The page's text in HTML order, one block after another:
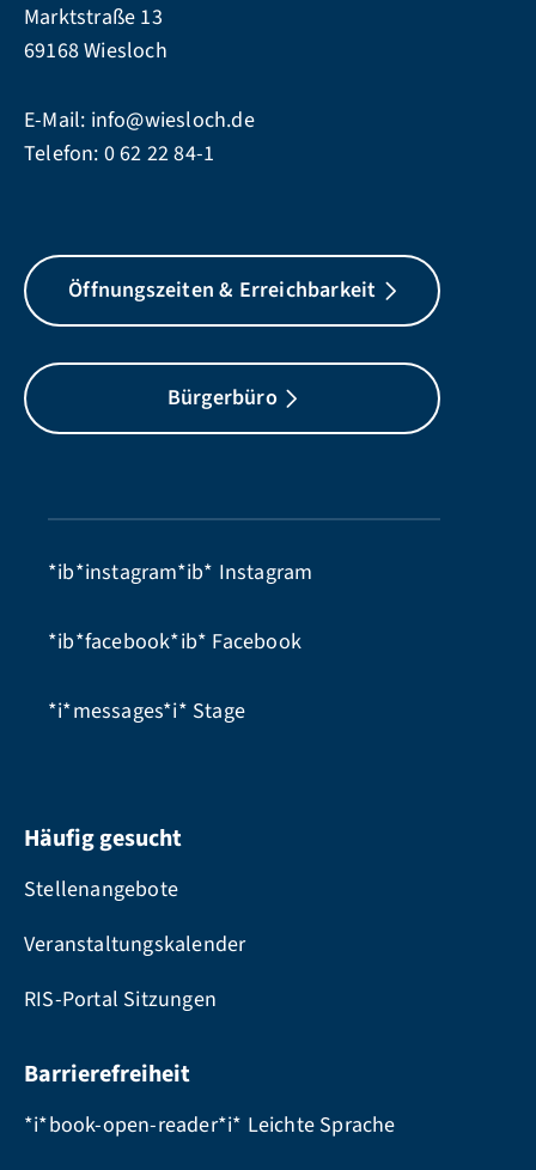
Marktstraße 13
69168 Wiesloch
E-Mail: info@wiesloch.de
Telefon: 0 62 22 84-1
Öffnungszeiten & Erreichbarkeit
Bürgerbüro
*ib*instagram*ib* Instagram
*ib*facebook*ib* Facebook
*i*messages*i* Stage
Häufig gesucht
Stellenangebote
Veranstaltungskalender
RIS-Portal Sitzungen
Barrierefreiheit
*i*book-open-reader*i* Leichte Sprache